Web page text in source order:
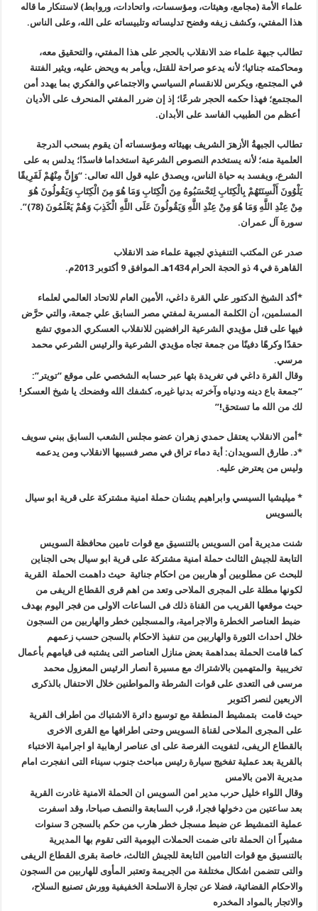
علماء الأمة (مجامع، وهيئات، ومؤسسات، واتحادات، وروابط) لاستنكار ما قاله
هذا المفتي، وكشف زيفه وفضح تدليساته وتلبيساته على الله، وعلى الناس.
تطالب جبهة علماء ضد الانقلاب بالحجر على هذا المفتي، والتحقيق معه،
ومحاكمته جنائيا؛ لأنه يدعو صراحة للقتل، ويأمر به ويحض عليه، ويثير الفتنة
في المجتمع، ويكرس للانقسام السياسي والاجتماعي والفكري بما يهدد أمن
المجتمع؛ فهذا حكمه الحجر شرعًا؛ إذ إن ضرر المفتي المنحرف على الأديان
أعظم من الطبيب الفاسد على الأبدان.
تطالب الجبهةُ الأزهرَ الشريف بهيئاته ومؤسساته أن يقوم بسحب الدرجة
العلمية منه؛ لأنه يستخدم النصوص الشرعية استخداما فاسدًا؛ يدلس به على
الشرع، ويفسد به حياة الناس، ويصدق عليه قول الله تعالى: “وَإِنَّ مِنْهُمْ لَفَرِيقًا
يَلْوُونَ أَلْسِنَتَهُمْ بِالْكِتَابِ لِتَحْسَبُوهُ مِنَ الْكِتَابِ وَمَا هُوَ مِنَ الْكِتَابِ وَيَقُولُونَ هُوَ
مِنْ عِنْدِ اللَّهِ وَمَا هُوَ مِنْ عِنْدِ اللَّهِ وَيَقُولُونَ عَلَى اللَّهِ الْكَذِبَ وَهُمْ يَعْلَمُونَ (78)”.
سورة آل عمران.
صدر عن المكتب التنفيذي لجبهة علماء ضد الانقلاب
القاهرة في 4 ذو الحجة الحرام 1434هـ الموافق 9 أكتوبر 2013م.
*أكد الشيخ الدكتور علي القرة داغي، الأمين العام للاتحاد العالمي لعلماء
المسلمين، أن الكلمة المسربة لمفتي مصر السابق علي جمعة، والتي حرَّض
فيها على قتل مؤيدي الشرعية الرافضين للانقلاب العسكري الدموي تشع
حقدًا وكرهًا دفينًا من جمعة تجاه مؤيدي الشرعية والرئيس الشرعي محمد
مرسي.
وقال القرة داغي في تغريدة بثها عبر حسابه الشخصي على موقع “تويتر”:
“جمعة باع دينه ودنياه وآخرته بدنيا غيره، كشفك الله وفضحك يا شيخ العسكر!
لك من الله ما تستحق!”
*أمن الانقلاب يعتقل حمدي زهران عضو مجلس الشعب السابق ببني سويف
*د. طارق السويدان: أية دماء تراق في مصر فسببها الانقلاب ومن يدعمه
وليس من يعترض عليه.
* ميليشيا السيسي وابراهيم يشنان حملة امنية مشتركة على قرية ابو سيال
بالسويس
شنت مديرية أمن السويس بالتنسيق مع قوات تامين محافظة السويس
التابعة للجيش الثالث حملة امنية مشتركة على قرية ابو سيال بحى الجناين
للبحث عن مطلوبين أو هاربين من احكام جنائية حيث داهمت الحملة القرية
لكونها مطلة على المجرى الملاحى وتعد من اهم قرى القطاع الريفى من
حيث موقعها القريب من القناة ذلك فى الساعات الاولى من فجر اليوم بهدف
ضبط العناصر الخطرة والاجرامية، والمسجلين خطر والهاربين من السجون
خلال احداث الثورة والهاربين من تنفيذ الاحكام بالسجن حسب زعمهم
كما قامت الحملة بمداهمة بعض منازل العناصر التى يشتبه فى قيامهم بأعمال
تخريبية والمتهمين بالاشتراك مع مسيرة أنصار الرئيس المعزول محمد
مرسى فى التعدى على قوات الشرطة والمواطنين خلال الاحتفال بالذكرى
الاربعين لنصر اكتوبر
حيث قامت بتمشيط المنطقة مع توسيع دائرة الاشتباك من اطراف القرية
على المجرى الملاحى لقناة السويس وحتى اطرافها مع القرى الاخرى
بالقطاع الريفى، لتفويت الفرصة على اى عناصر ارهابية او اجرامية الاختباء
بالقرية بعد عملية تفخيج سيارة رئيس مباحث جنوب سيناء التى انفجرت امام
مديرية الامن بالامس
وقال اللواء خليل حرب مدير امن السويس ان الحملة الامنية غادرت القرية
بعد ساعتين من دخولها فجرا، قرب السابعة والنصف صباحا، وقد اسفرت
عملية التمشيط عن ضبط مسجل خطر هارب من حكم بالسجن 3 سنوات
مشيراً ان الحملة تاتى ضمت الحملات اليومية التى تقوم بها المديرية
بالتنسيق مع قوات التامين التابعة للجيش الثالث، خاصة بقرى القطاع الريفى
والتى تتضمن اشكال مختلفة من الجريمة وتعتبر المأوى للهاربين من السجون
والاحكام القضائية، فضلا عن تجارة الاسلحة الخفيفية وورش تصنيع السلاح،
والاتجار بالمواد المخدره